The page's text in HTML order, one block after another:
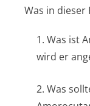
Was in dieser
1. Was ist
wird er
2. Was